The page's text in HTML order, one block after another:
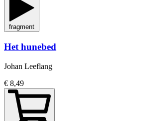
fragment
Het hunebed
Johan Leeflang
€ 8,49